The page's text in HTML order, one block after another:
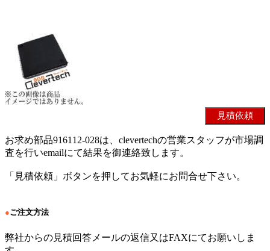
お求め部品916112-028は、clevertechの営業スタッフが市場調
査を行いemailにて結果を御連絡致します。
「見積依頼」ボタンを押してお気軽にお問合せ下さい。
●ご注文方法
弊社からの見積回答メールの返信又はFAXにてお願いしま